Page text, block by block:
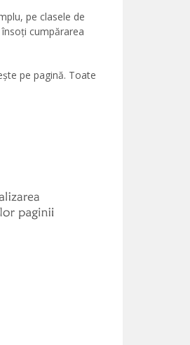
pe clasele de
cumpărarea
pe pagină. Toate